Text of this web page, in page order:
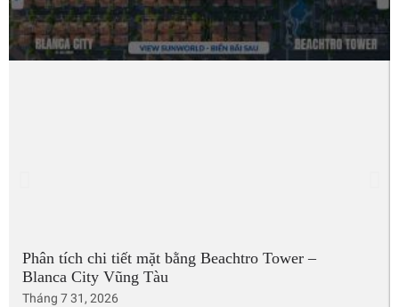
Phân tích chi tiết mặt bằng Beachtro Tower –
Blanca City Vũng Tàu
Tháng 7 31, 2026